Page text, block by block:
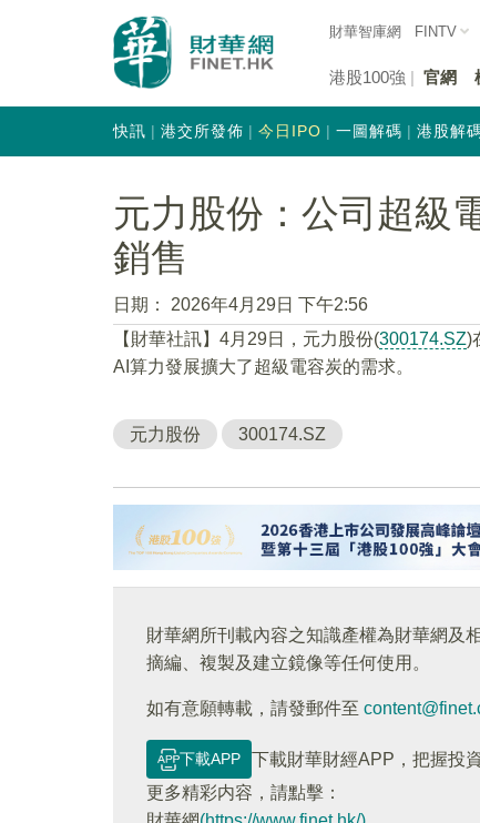
財華智庫網 FINTV
港股100強 官網
快訊 港交所發佈 今日IPO 一圖解碼 港股解
元力股份：公司超級
銷售
日期：
2026年4月29日 下午2:56
【財華社訊】4月29日，元力股份(300174.SZ)
AI算力發展擴大了超級電容炭的需求。
元力股份 300174.SZ
財華網所刊載內容之知識產權為財華網及
摘編、複製及建立鏡像等任何使用。
如有意願轉載，請發郵件至
下載APP
下載財華財經APP，把握投
更多精彩内容，請點擊：